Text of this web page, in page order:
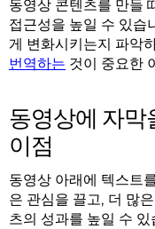
동영상 콘텐츠를 만들
접근성을 높일 수 있습
게 변화시키는지 파악
번역하는 것이 중요한
동영상에 자막
이점
동영상 아래에 텍스트
은 관심을 끌고, 더 많
츠의 성과를 높일 수 있